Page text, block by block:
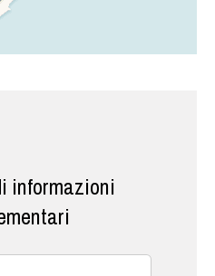
informazioni